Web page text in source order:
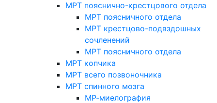
МРТ пояснично-крестцового отдела
МРТ поясничного отдела
МРТ крестцово-подвздошных
сочленений
МРТ поясничного отдела
МРТ копчика
МРТ всего позвоночника
МРТ спинного мозга
МР-миелография